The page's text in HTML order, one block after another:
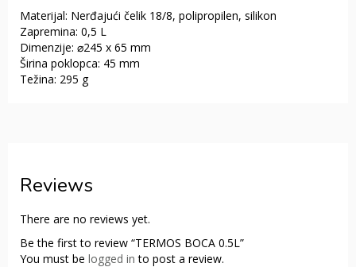
Materijal: Nerđajući čelik 18/8, polipropilen, silikon
Zapremina: 0,5 L
Dimenzije: ⌀245 x 65 mm
Širina poklopca: 45 mm
Težina: 295 g
Reviews
There are no reviews yet.
Be the first to review “TERMOS BOCA 0.5L”
You must be logged in to post a review.